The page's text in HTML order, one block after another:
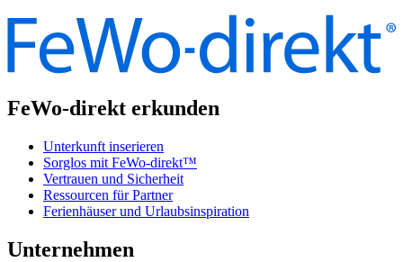
FeWo-direkt erkunden
Unterkunft inserieren
Sorglos mit FeWo-direkt™
Vertrauen und Sicherheit
Ressourcen für Partner
Ferienhäuser und Urlaubsinspiration
Unternehmen